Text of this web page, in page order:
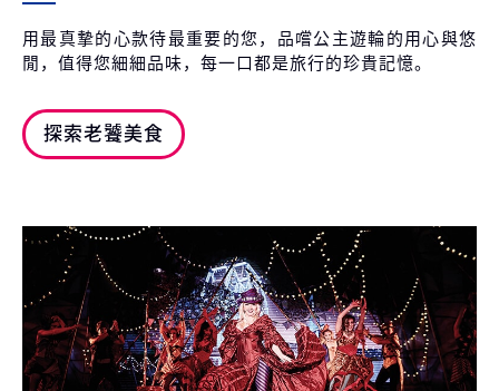
用最真摯的心款待最重要的您，品嚐公主遊輪的用心與悠
閒，值得您細細品味，每一口都是旅行的珍貴記憶。
探索老饕美食